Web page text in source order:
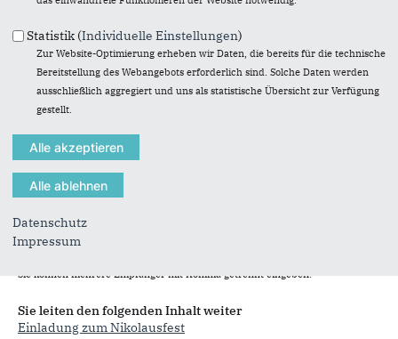
Eigener Name
Senden an*
Sie können mehrere Empfänger mit Komma getrennt eingeben.
Sie leiten den folgenden Inhalt weiter
Einladung zum Nikolausfest
Statistik (Individuelle Einstellungen)
Zur Website-Optimierung erheben wir Daten, die bereits für die technische
Bereitstellung des Webangebots erforderlich sind. Solche Daten werden
ausschließlich aggregiert und uns als statistische Übersicht zur Verfügung
gestellt.
Datenschutz
Impressum